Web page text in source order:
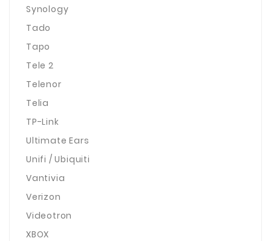
Synology
Tado
Tapo
Tele 2
Telenor
Telia
TP-Link
Ultimate Ears
Unifi / Ubiquiti
Vantivia
Verizon
Videotron
XBOX